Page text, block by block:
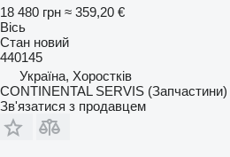
18 480 грн ≈ 359,20 €
Вісь
Стан новий
440145
Україна, Хоростків
CONTINENTAL SERVIS (Запчастини)
Зв'язатися з продавцем